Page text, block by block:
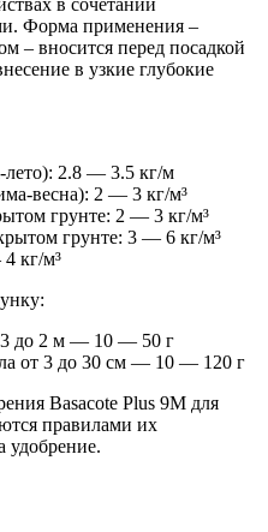
в сочетании
Форма применения –
– вносится перед посадкой
в узкие глубокие
лето): 2.8 — 3.5 кг/м
весна): 2 — 3 кг/м³
грунте: 2 — 3 кг/м³
грунте: 3 — 6 кг/м³
кг/м³
до 2 м — 10 — 50 г
от 3 до 30 см — 10 — 120 г
Basacote Plus 9M для
правилами их
удобрение.